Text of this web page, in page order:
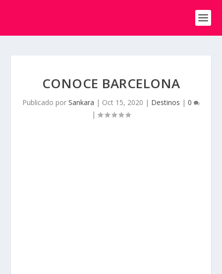
CONOCE BARCELONA
Publicado por Sankara | Oct 15, 2020 | Destinos | 0
|